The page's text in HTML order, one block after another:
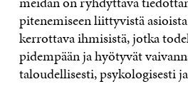
pitenemiseen liittyvistä
kerrottava ihmisistä, jotka
pidempään ja hyötyvät
taloudellisesti, psykologisesti ja